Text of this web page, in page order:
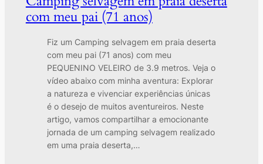
com meu pai (71 anos)
Fiz um Camping selvagem em praia deserta
com meu pai (71 anos) com meu
PEQUENINO VELEIRO de 3.9 metros. Veja o
vídeo abaixo com minha aventura: Explorar
a natureza e vivenciar experiências únicas
é o desejo de muitos aventureiros. Neste
artigo, vamos compartilhar a emocionante
jornada de um camping selvagem realizado
em uma praia deserta,…